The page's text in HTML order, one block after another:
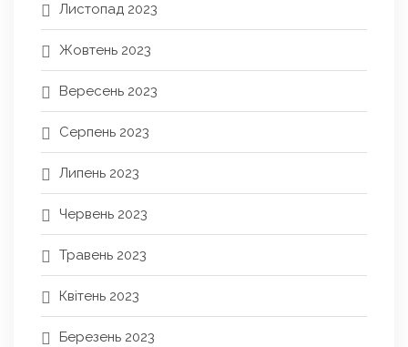
Листопад 2023
Жовтень 2023
Вересень 2023
Серпень 2023
Липень 2023
Червень 2023
Травень 2023
Квітень 2023
Березень 2023